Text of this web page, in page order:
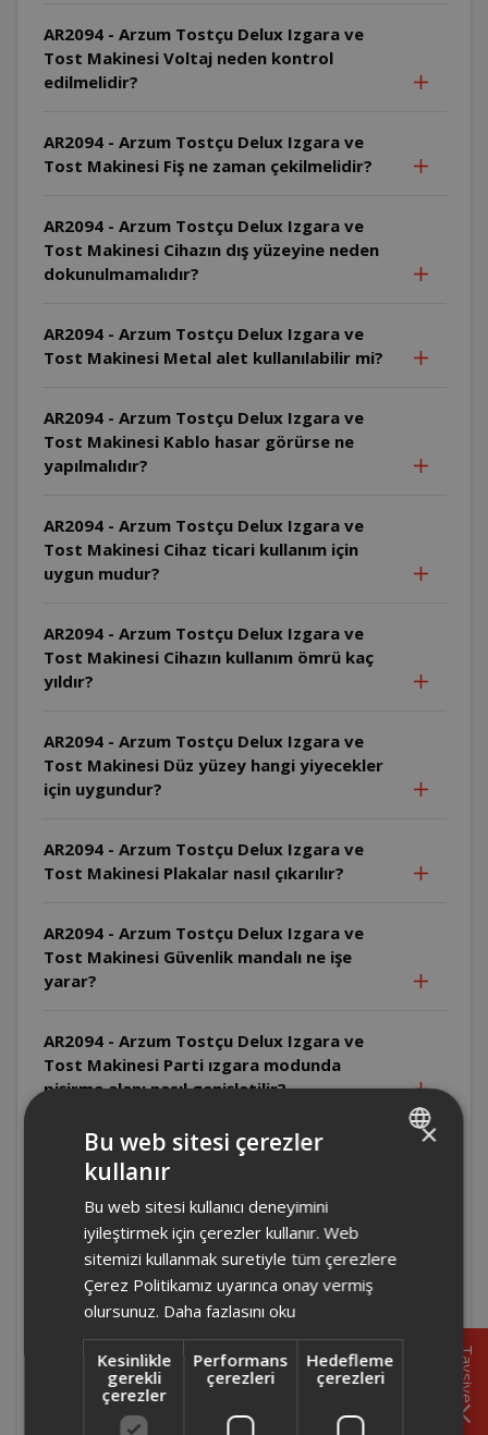
AR2094 - Arzum Tostçu Delux Izgara ve
Tost Makinesi Voltaj neden kontrol
edilmelidir?
AR2094 - Arzum Tostçu Delux Izgara ve
Tost Makinesi Fiş ne zaman çekilmelidir?
AR2094 - Arzum Tostçu Delux Izgara ve
Tost Makinesi Cihazın dış yüzeyine neden
dokunulmamalıdır?
AR2094 - Arzum Tostçu Delux Izgara ve
Tost Makinesi Metal alet kullanılabilir mi?
AR2094 - Arzum Tostçu Delux Izgara ve
Tost Makinesi Kablo hasar görürse ne
yapılmalıdır?
AR2094 - Arzum Tostçu Delux Izgara ve
Tost Makinesi Cihaz ticari kullanım için
uygun mudur?
AR2094 - Arzum Tostçu Delux Izgara ve
Tost Makinesi Cihazın kullanım ömrü kaç
yıldır?
AR2094 - Arzum Tostçu Delux Izgara ve
Tost Makinesi Düz yüzey hangi yiyecekler
için uygundur?
AR2094 - Arzum Tostçu Delux Izgara ve
Tost Makinesi Plakalar nasıl çıkarılır?
AR2094 - Arzum Tostçu Delux Izgara ve
Tost Makinesi Güvenlik mandalı ne işe
yarar?
AR2094 - Arzum Tostçu Delux Izgara ve
Tost Makinesi Parti ızgara modunda
pişirme alanı nasıl genişletilir?
AR2094 - Arzum Tostçu Delux Izgara ve
Tost Makinesi Tek taraflı ızgarada üst
kapak nasıl konumlandırılır?
AR2094 - Arzum Tostçu Delux Izgara ve
Tost Makinesi Çift taraflı ızgarada
yiyecekler çevrilmeli midir?
AR2094 - Arzum Tostçu Delux Izgara ve
Tost Makinesi Isı ayarı nasıl yapılır?
Tavsiye
×
Bu web sitesi çerezler
kullanır
Bu web sitesi kullanıcı deneyimini
iyileştirmek için çerezler kullanır. Web
sitemizi kullanmak suretiyle tüm çerezlere
Çerez Politikamız uyarınca onay vermiş
olursunuz. Daha fazlasını oku
Kesinlikle
gerekli
çerezler
Performans
çerezleri
Hedefleme
çerezleri